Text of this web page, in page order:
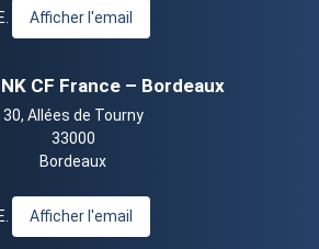
E. Afficher l'email
CF France – Bordeaux
30, Allées de Tourny
33000
Bordeaux
E. Afficher l'email